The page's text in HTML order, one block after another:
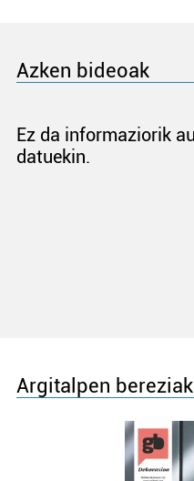
Azken bideoak
Ez da informaziorik
datuekin.
Argitalpen bereziak